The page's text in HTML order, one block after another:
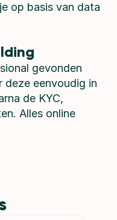
op basis van data
gevonden
eenvoudig in
de KYC,
Alles online